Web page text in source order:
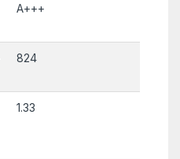
A+++
824
1.33